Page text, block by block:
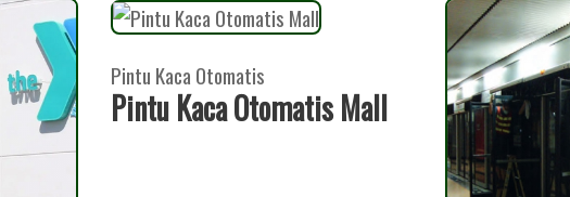
Pintu Kaca Otomatis
Pintu Kaca Otomatis Mall